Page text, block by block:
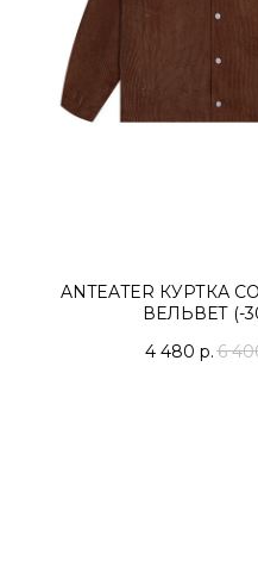
ANTEATER КУРТКА
ВЕЛЬВЕТ (-
4 480 р.6